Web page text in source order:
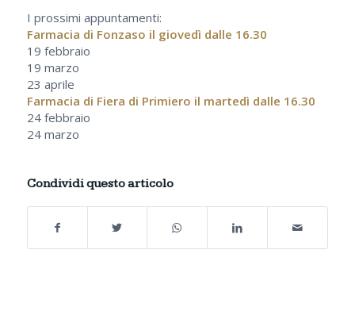
I prossimi appuntamenti:
Farmacia di Fonzaso il giovedì dalle 16.30
19 febbraio
19 marzo
23 aprile
Farmacia di Fiera di Primiero il martedì dalle 16.30
24 febbraio
24 marzo
Condividi questo articolo